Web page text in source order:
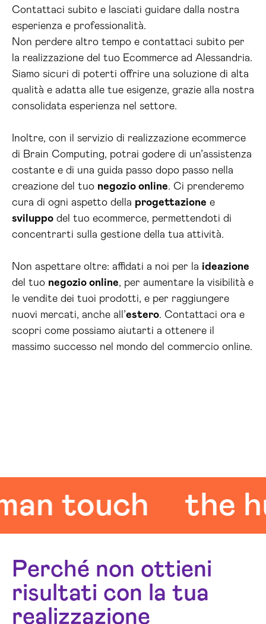
Contattaci subito e lasciati guidare dalla nostra
esperienza e professionalità.
Non perdere altro tempo e contattaci subito per
la realizzazione del tuo Ecommerce ad Alessandria.
Siamo sicuri di poterti offrire una soluzione di alta
qualità e adatta alle tue esigenze, grazie alla nostra
consolidata esperienza nel settore.
Inoltre, con il servizio di realizzazione ecommerce
di Brain Computing, potrai godere di un’assistenza
costante e di una guida passo dopo passo nella
creazione del tuo negozio online. Ci prenderemo
cura di ogni aspetto della progettazione e
sviluppo del tuo ecommerce, permettendoti di
concentrarti sulla gestione della tua attività.
Non aspettare oltre: affidati a noi per la ideazione
del tuo negozio online, per aumentare la visibilità e
le vendite dei tuoi prodotti, e per raggiungere
nuovi mercati, anche all’estero. Contattaci ora e
scopri come possiamo aiutarti a ottenere il
massimo successo nel mondo del commercio online.
touch the
Perché non ottieni
risultati con la tua
realizzazione